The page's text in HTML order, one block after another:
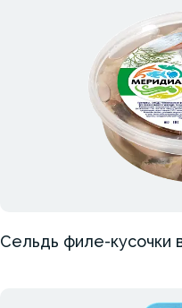
Сельдь филе-кусочки